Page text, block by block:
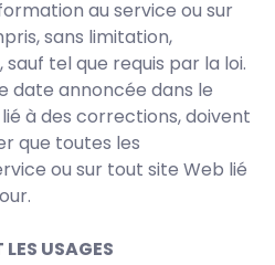
au service ou sur
sans limitation,
tel que requis par la loi.
date annoncée dans le
à des corrections, doivent
que toutes les
ou sur tout site Web lié
USAGES